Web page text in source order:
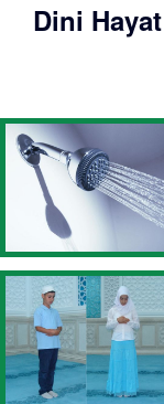
Dini Hayat